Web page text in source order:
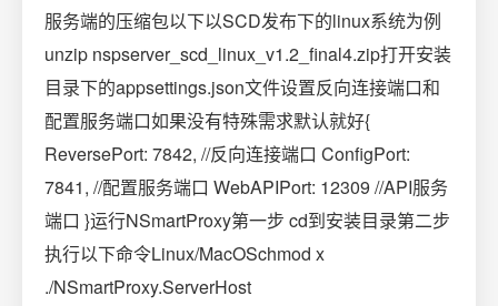
服务端的压缩包以下以SCD发布下的linux系统为例
unzip nspserver_scd_linux_v1.2_final4.zip打开安装
目录下的appsettings.json文件设置反向连接端口和
配置服务端口如果没有特殊需求默认就好{
ReversePort: 7842, //反向连接端口 ConfigPort:
7841, //配置服务端口 WebAPIPort: 12309 //API服务
端口 }运行NSmartProxy第一步 cd到安装目录第二步
执行以下命令Linux/MacOSchmod x
./NSmartProxy.ServerHost